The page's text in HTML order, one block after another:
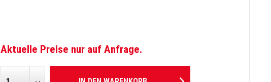
Aktuelle Preise nur auf Anfrage.